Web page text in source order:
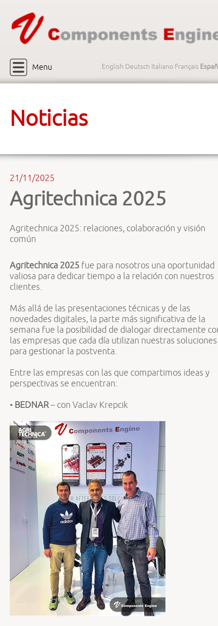
Menu English Deutsch Italiano Français
Noticias
21/11/2025
Agritechnica 2025
Agritechnica 2025: relaciones, colaboración y visión
común
Agritechnica 2025 fue para nosotros una oportunidad
valiosa para dedicar tiempo a la relación con nuestros
clientes.
Más allá de las presentaciones técnicas y de las
novedades digitales, la parte más significativa de la
semana fue la posibilidad de dialogar directamente
las empresas que cada día utilizan nuestras soluciones
para gestionar la postventa.
Entre las empresas con las que compartimos ideas y
perspectivas se encuentran:
• BEDNAR– con Vaclav Krepcik